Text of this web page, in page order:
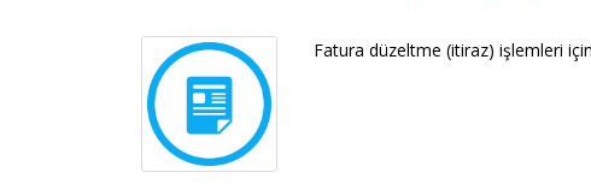
Fatura düzeltme (itiraz) işlemleri